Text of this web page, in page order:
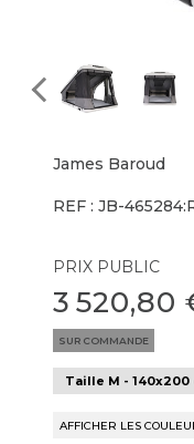
James Baroud
REF : JB-
PRIX PUBLIC
3 520,80
SUR COMMANDE